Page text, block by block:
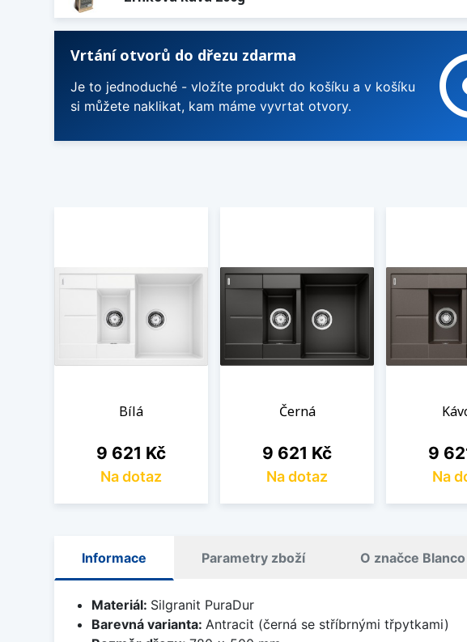
Vrtání otvorů do dřezu zdarma
Je to jednoduché - vložíte produkt do košíku a v košíku
si můžete naklikat, kam máme vyvrtat otvory.
Bílá
Cena
9 621 Kč
Na dotaz
Černá
Cena
9 621 Kč
Na dotaz
Cena
9
Na
Informace Parametry zboží O značce Blanco
Materiál: Silgranit PuraDur
Barevná varianta: Antracit (černá se stříbrnými třpytkami)